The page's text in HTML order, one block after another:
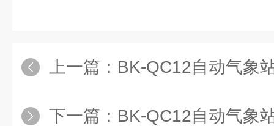
上一篇： BK-QC12自动气象
下一篇： BK-QC12自动气象